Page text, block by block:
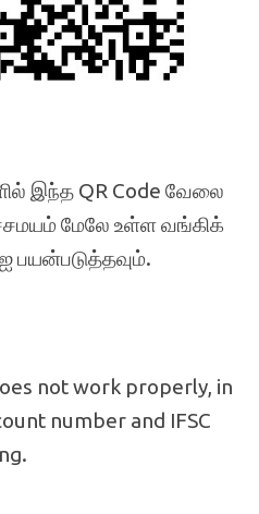
இந்த QR Code வேலை
மேலே உள்ள வங்கிக்
பயன்படுத்தவும்.
not work properly, in
number and IFSC